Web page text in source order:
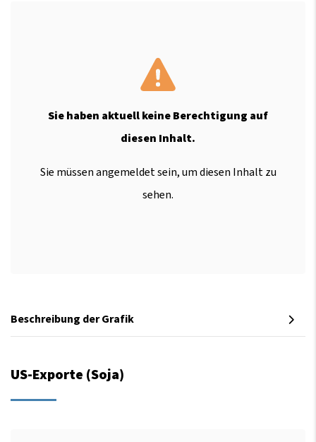
Sie haben aktuell keine Berechtigung auf
diesen Inhalt.
Sie müssen angemeldet sein, um diesen Inhalt zu
sehen.
Beschreibung der Grafik
US-Exporte (Soja)